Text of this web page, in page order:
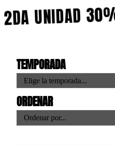
2DA UNIDAD
TEMPORADA
ORDENAR